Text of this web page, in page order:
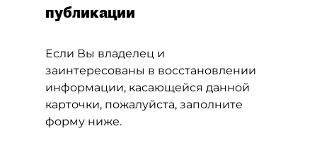
публикации
Если Вы владелец и
заинтересованы в восстановлении
информации, касающейся данной
карточки, пожалуйста, заполните
форму ниже.